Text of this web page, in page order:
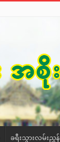
ခရီးသွားလမ်းညွှန်